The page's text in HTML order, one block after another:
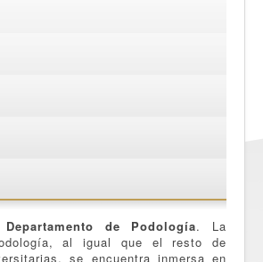
Departamento de Podología. La
al igual que el resto de
se encuentra inmersa en